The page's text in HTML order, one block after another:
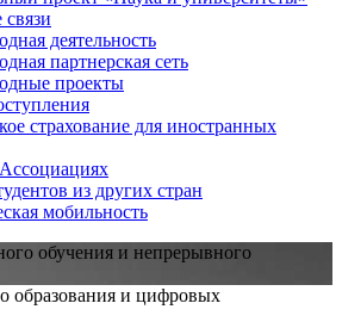
деятельность
партнерская сеть
проекты
страхование для иностранных
из других стран
мобильность
обучения и непрерывного
образования и цифровых